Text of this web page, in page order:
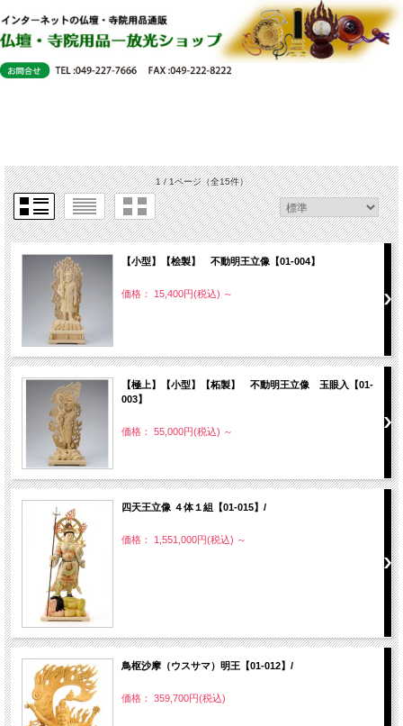
1 / 1ページ（全15件）
【小型】【桧製】 不動明王立像【01-004】
価格： 15,400円(税込) ～
【極上】【小型】【柘製】 不動明王立像 玉眼入【01-
003】
価格： 55,000円(税込) ～
四天王立像 ４体１組【01-015】/
価格： 1,551,000円(税込) ～
鳥枢沙摩（ウスサマ）明王【01-012】/
価格： 359,700円(税込)